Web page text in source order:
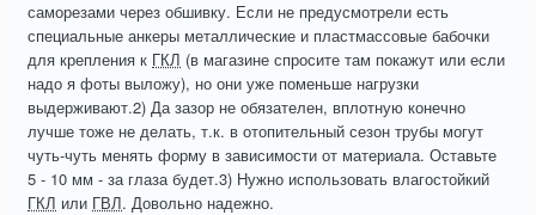
саморезами через обшивку. Если не предусмотрели есть
специальные анкеры металлические и пластмассовые бабочки
для крепления к ГКЛ (в магазине спросите там покажут или если
надо я фоты выложу), но они уже поменьше нагрузки
выдерживают.2) Да зазор не обязателен, вплотную конечно
лучше тоже не делать, т.к. в отопительный сезон трубы могут
чуть-чуть менять форму в зависимости от материала. Оставьте
5 - 10 мм - за глаза будет.3) Нужно использовать влагостойкий
ГКЛ или ГВЛ. Довольно надежно.